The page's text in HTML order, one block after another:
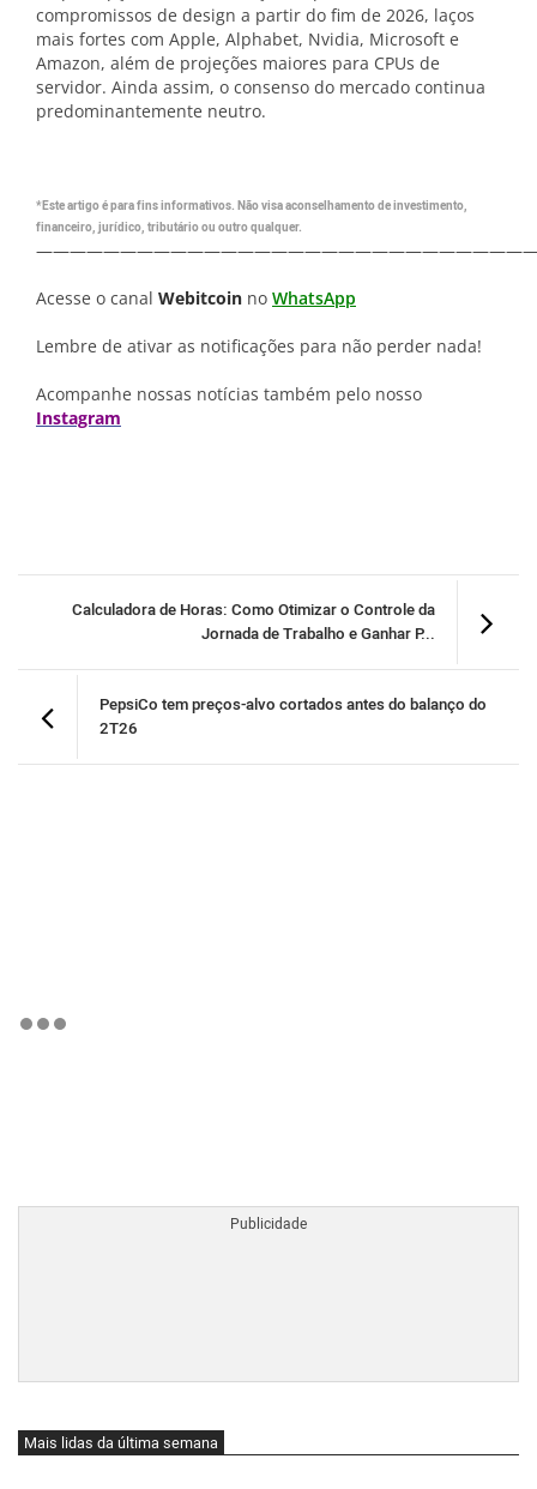
compromissos de design a partir do fim de 2026, laços
mais fortes com Apple, Alphabet, Nvidia, Microsoft e
Amazon, além de projeções maiores para CPUs de
servidor. Ainda assim, o consenso do mercado continua
predominantemente neutro.
*Este artigo é para fins informativos. Não visa aconselhamento de investimento,
financeiro, jurídico, tributário ou outro qualquer.
Acesse o canal Webitcoin no WhatsApp
Lembre de ativar as notificações para não perder nada!
Acompanhe nossas notícias também pelo nosso
Instagram
Calculadora de Horas: Como Otimizar o Controle da
Jornada de Trabalho e Ganhar P...
PepsiCo tem preços-alvo cortados antes do balanço do
2T26
Mais lidas da última semana